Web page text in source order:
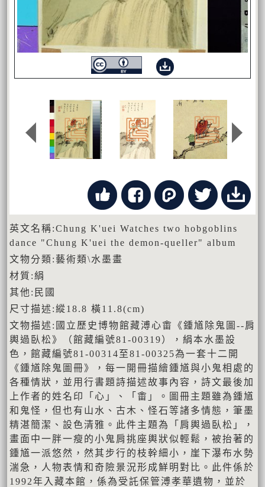
英文名稱:Chung K'uei Watches two hobgoblins
dance "Chung K'uei the demon-queller" album
文物分類:藝術類\水墨畫
材質:絹
其他:民國
尺寸描述:縱18.8 橫11.8(cm)
文物描述:國立歷史博物館藏溥心畬《鍾馗除鬼圖--肩
輿過臥松》（館藏編號81-00319），絹本水墨設
色，館藏編號81-00314至81-00325為一套十二開
《鍾馗除鬼圖冊》，每一開冊描繪鍾馗與小鬼相處的
各種情狀，並用行書題詩描述故事內容，詩文最後加
上作者的姓名印「心」、「畬」。圖冊主題雖為鍾馗
和鬼怪，但也有山水、古木、怪石等諸多情態，筆墨
精湛簡潔、設色清雅。此件主題為「肩輿過臥松」，
畫面中一胖一瘦的小鬼肩挑座輿狀似輕鬆，被抬著的
鍾馗一派悠然，然其步行的枝幹細小，崖下瀑布水勢
湍急，人物表情和奇險景況形成鮮明對比。此件係於
1992年入藏本館，係為受託保管溥孝華遺物，並於